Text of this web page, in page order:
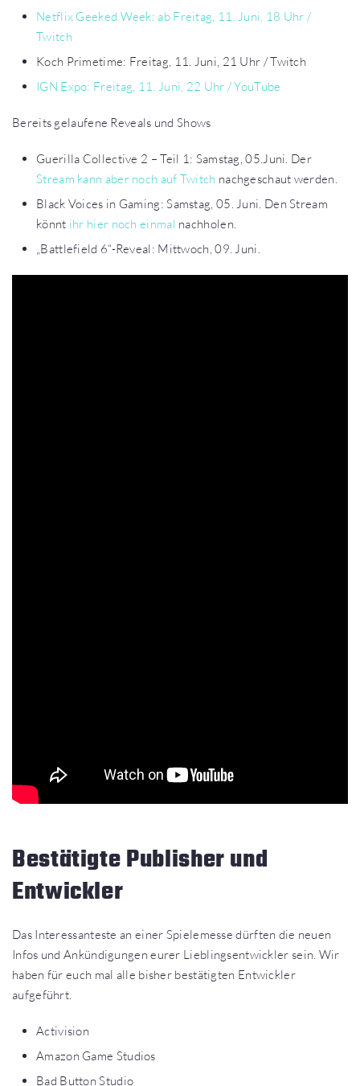
Netflix Geeked Week: ab Freitag, 11. Juni, 18 Uhr /
Twitch
Koch Primetime: Freitag, 11. Juni, 21 Uhr / Twitch
IGN Expo: Freitag, 11. Juni, 22 Uhr / YouTube
Bereits gelaufene Reveals und Shows
Guerilla Collective 2 – Teil 1: Samstag, 05.Juni. Der
Stream kann aber noch auf Twitch nachgeschaut werden.
Black Voices in Gaming: Samstag, 05. Juni. Den Stream
könnt ihr hier noch einmal nachholen.
„Battlefield 6“-Reveal: Mittwoch, 09. Juni.
Bestätigte Publisher und
Entwickler
Das Interessanteste an einer Spielemesse dürften die neuen
Infos und Ankündigungen eurer Lieblingsentwickler sein. Wir
haben für euch mal alle bisher bestätigten Entwickler
aufgeführt.
Activision
Amazon Game Studios
Bad Button Studio